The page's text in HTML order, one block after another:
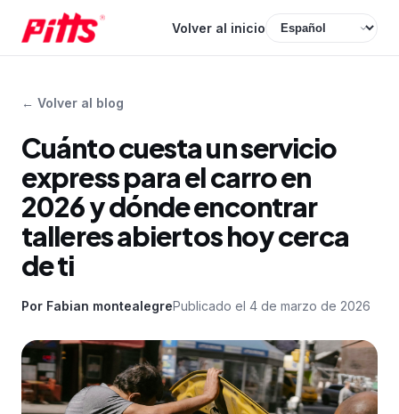
Volver al inicio
← Volver al blog
Cuánto cuesta un servicio
express para el carro en
2026 y dónde encontrar
talleres abiertos hoy cerca
de ti
Por Fabian montealegrePublicado el 4 de marzo de 2026